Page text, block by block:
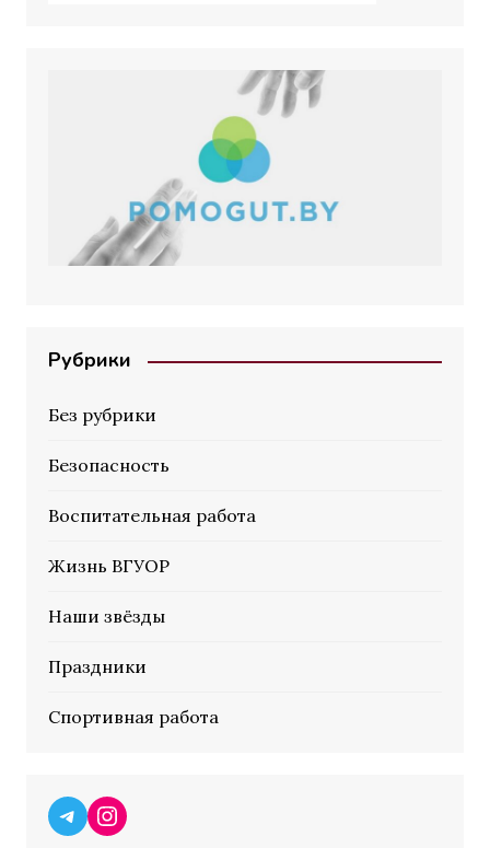
Рубрики
Без рубрики
Безопасность
Воспитательная работа
Жизнь ВГУОР
Наши звёзды
Праздники
Спортивная работа
Telegram
Instagram